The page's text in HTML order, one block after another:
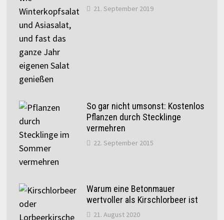
21. September 2019
So gar nicht umsonst: Kostenlos
Pflanzen durch Stecklinge
vermehren
22. September 2015
Warum eine Betonmauer
wertvoller als Kirschlorbeer ist
21. August 2020